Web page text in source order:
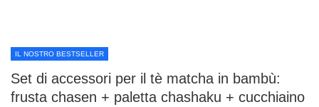
IL NOSTRO BESTSELLER
Set di accessori per il tè matcha in bambù:
frusta chasen + paletta chashaku + cucchiaino